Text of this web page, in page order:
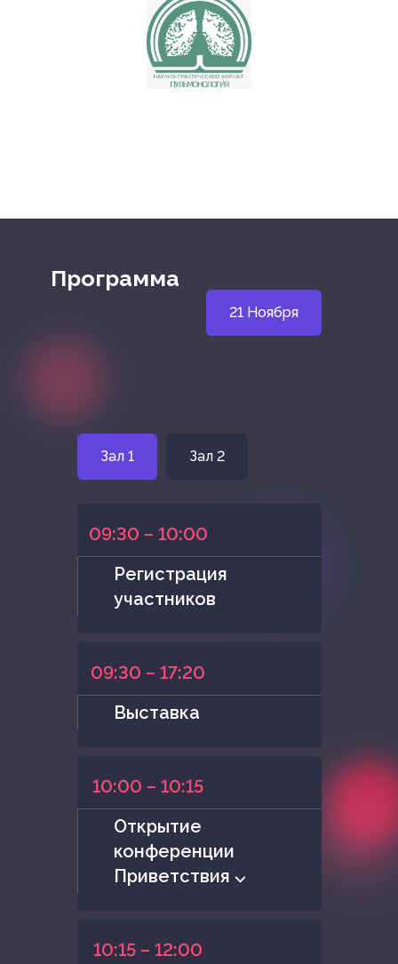
Программа
21 Ноября
Зал 1 Зал 2
09:30 – 10:00
Регистрация
участников
09:30 – 17:20
Выставка
10:00 – 10:15
Открытие
конференции
Приветствия ⌵
10:15 – 12:00